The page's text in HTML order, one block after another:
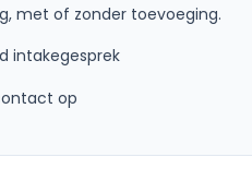
met of zonder toevoeging.
intakegesprek
op